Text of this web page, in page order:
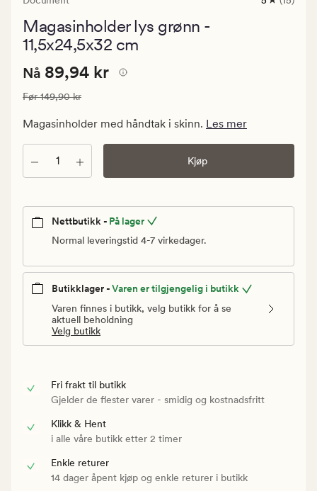
15
Magasinholder lys grønn -
11,5x24,5x32 cm
Nåværende
89,94
kr.
Nåværende pris
Nå 89,94 kr
Vanlig pris 149,90 kr
Før149,90 kr
Magasinholder med håndtak i skinn. Les mer
Antall Kjøp
Nettbutikk - På lager
Normal leveringstid 4-7 virkedager.
Butikklager -Varen er tilgjengelig i butikk
Varen finnes i butikk, velg butikk for å se
aktuell beholdning
Velg butikk
Fri frakt til butikk
Gjelder de flester varer - smidig og kostnadsfritt
Klikk & Hent
i alle våre butikk etter 2 timer
Enkle returer
14 dager åpent kjøp og enkle returer i butikk